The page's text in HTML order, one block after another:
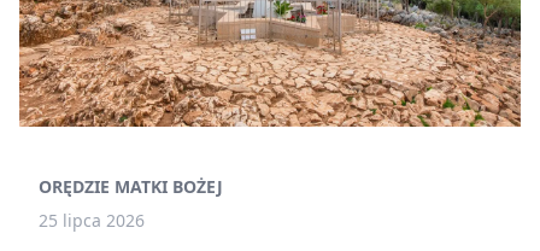
ORĘDZIE MATKI BOŻEJ
25 lipca 2026